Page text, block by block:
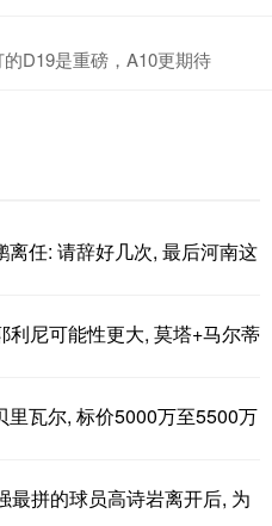
D19是重磅，A10更期待
任: 请辞好几次, 最后河南这
利尼可能性更大, 莫塔+马尔蒂
瓦尔, 标价5000万至5500万
最拼的球员高诗岩离开后, 为